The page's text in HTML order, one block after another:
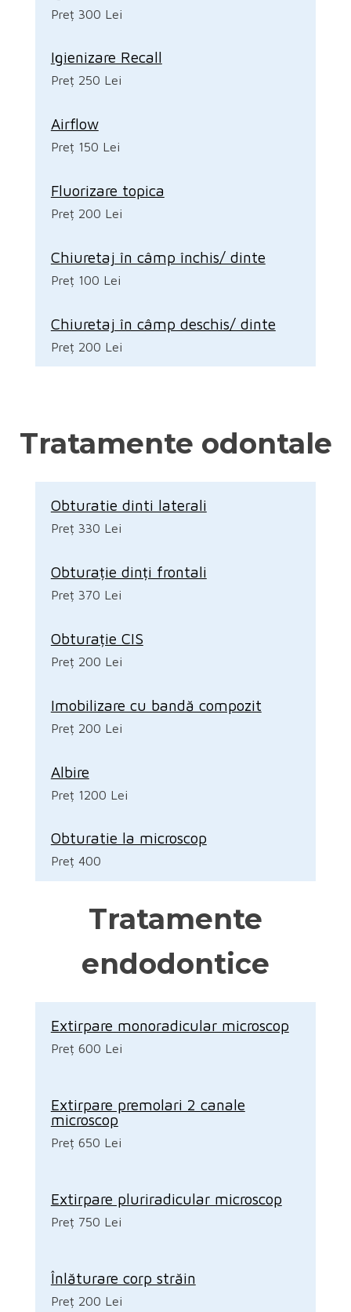
Preț 300 Lei
Igienizare Recall
Preț 250 Lei
Airflow
Preț 150 Lei
Fluorizare topica
Preț 200 Lei
Chiuretaj în câmp închis/ dinte
Preț 100 Lei
Chiuretaj în câmp deschis/ dinte
Preț 200 Lei
Tratamente odontale
Obturatie dinti laterali
Preț 330 Lei
Obturație dinți frontali
Preț 370 Lei
Obturație CIS
Preț 200 Lei
Imobilizare cu bandă compozit
Preț 200 Lei
Albire
Preț 1200 Lei
Obturatie la microscop
Preț 400
Tratamente
endodontice
Extirpare monoradicular microscop
Preț 600 Lei
Extirpare premolari 2 canale
microscop
Preț 650 Lei
Extirpare pluriradicular microscop
Preț 750 Lei
Înlăturare corp străin
Preț 200 Lei